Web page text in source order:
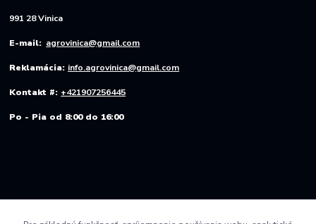
991 28 Vinica
E-mail: agrovinica@gmail.com
Reklamácia: info.agrovinica@gmail.com
Kontakt #: +421907256445
Po - Pia od 8:00 do 16:00